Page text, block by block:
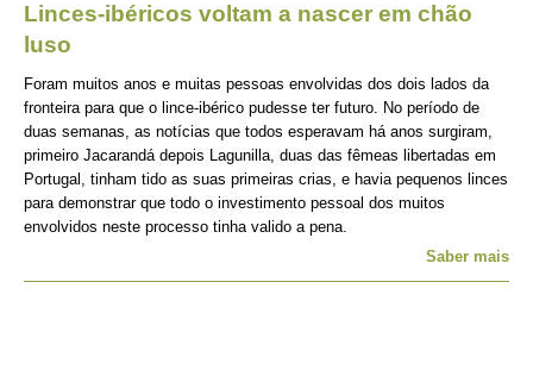
Linces-ibéricos voltam a nascer em chão
luso
Foram muitos anos e muitas pessoas envolvidas dos dois lados da
fronteira para que o lince-ibérico pudesse ter futuro. No período de
duas semanas, as notícias que todos esperavam há anos surgiram,
primeiro Jacarandá depois Lagunilla, duas das fêmeas libertadas em
Portugal, tinham tido as suas primeiras crias, e havia pequenos linces
para demonstrar que todo o investimento pessoal dos muitos
envolvidos neste processo tinha valido a pena.
Saber mais